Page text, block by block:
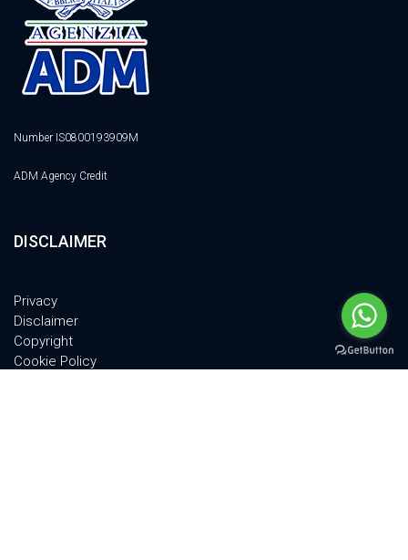
Number IS0800193909M
ADM Agency Credit
DISCLAIMER
Privacy
Disclaimer
Copyright
Cookie Policy